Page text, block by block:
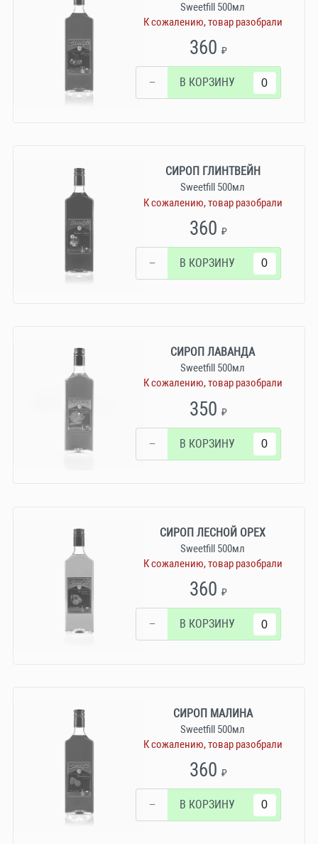
Sweetfill 500мл
К сожалению, товар разобрали
360₽
− В КОРЗИНУ
СИРОП ГЛИНТВЕЙН
Sweetfill 500мл
К сожалению, товар разобрали
360₽
− В КОРЗИНУ
СИРОП ЛАВАНДА
Sweetfill 500мл
К сожалению, товар разобрали
350₽
− В КОРЗИНУ
СИРОП ЛЕСНОЙ ОРЕХ
Sweetfill 500мл
К сожалению, товар разобрали
360₽
− В КОРЗИНУ
СИРОП МАЛИНА
Sweetfill 500мл
К сожалению, товар разобрали
360₽
− В КОРЗИНУ